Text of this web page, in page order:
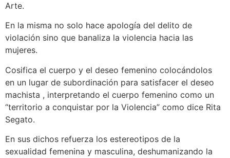
Arte.
En la misma no solo hace apología del delito de
violación sino que banaliza la violencia hacia las
mujeres.
Cosifica el cuerpo y el deseo femenino colocándolos
en un lugar de subordinación para satisfacer el deseo
machista , interpretando el cuerpo femenino como un
“territorio a conquistar por la Violencia” como dice Rita
Segato.
En sus dichos refuerza los estereotipos de la
sexualidad femenina y masculina, deshumanizando la